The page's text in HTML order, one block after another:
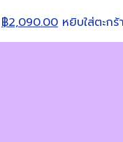
Original
price
฿2,090.00Current
price
หยิบใส่ตะกร้า